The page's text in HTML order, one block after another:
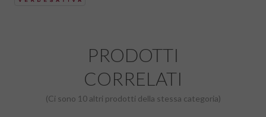
PRODOTTI
CORRELATI
(Ci sono 10 altri prodotti della stessa categoria)